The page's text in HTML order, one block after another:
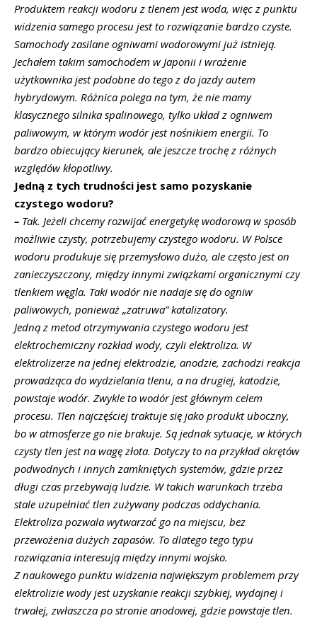
Produktem reakcji wodoru z tlenem jest woda, więc z punktu
widzenia samego procesu jest to rozwiązanie bardzo czyste.
Samochody zasilane ogniwami wodorowymi już istnieją.
Jechałem takim samochodem w Japonii i wrażenie
użytkownika jest podobne do tego z do jazdy autem
hybrydowym. Różnica polega na tym, że nie mamy
klasycznego silnika spalinowego, tylko układ z ogniwem
paliwowym, w którym wodór jest nośnikiem energii. To
bardzo obiecujący kierunek, ale jeszcze trochę z różnych
względów kłopotliwy.
Jedną z tych trudności jest samo pozyskanie
czystego wodoru?
– Tak. Jeżeli chcemy rozwijać energetykę wodorową w sposób
możliwie czysty, potrzebujemy czystego wodoru. W Polsce
wodoru produkuje się przemysłowo dużo, ale często jest on
zanieczyszczony, między innymi związkami organicznymi czy
tlenkiem węgla. Taki wodór nie nadaje się do ogniw
paliwowych, ponieważ „zatruwa” katalizatory.
Jedną z metod otrzymywania czystego wodoru jest
elektrochemiczny rozkład wody, czyli elektroliza. W
elektrolizerze na jednej elektrodzie, anodzie, zachodzi reakcja
prowadząca do wydzielania tlenu, a na drugiej, katodzie,
powstaje wodór. Zwykle to wodór jest głównym celem
procesu. Tlen najczęściej traktuje się jako produkt uboczny,
bo w atmosferze go nie brakuje. Są jednak sytuacje, w których
czysty tlen jest na wagę złota. Dotyczy to na przykład okrętów
podwodnych i innych zamkniętych systemów, gdzie przez
długi czas przebywają ludzie. W takich warunkach trzeba
stale uzupełniać tlen zużywany podczas oddychania.
Elektroliza pozwala wytwarzać go na miejscu, bez
przewożenia dużych zapasów. To dlatego tego typu
rozwiązania interesują między innymi wojsko.
Z naukowego punktu widzenia największym problemem przy
elektrolizie wody jest uzyskanie reakcji szybkiej, wydajnej i
trwałej, zwłaszcza po stronie anodowej, gdzie powstaje tlen.